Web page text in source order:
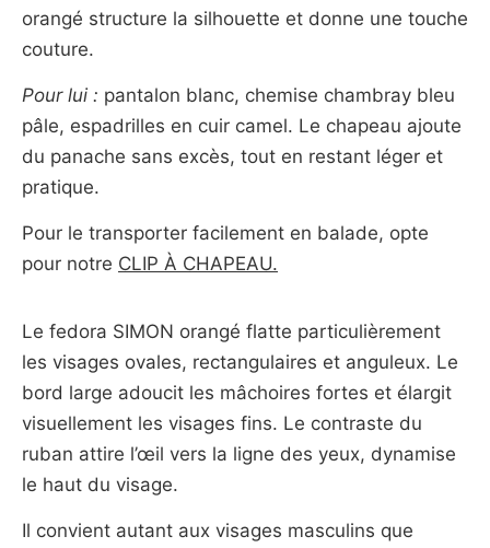
orangé structure la silhouette et donne une touche
couture.
Pour lui : pantalon blanc, chemise chambray bleu
pâle, espadrilles en cuir camel. Le chapeau ajoute
du panache sans excès, tout en restant léger et
pratique.
Pour le transporter facilement en balade, opte
pour notre CLIP À CHAPEAU.
Le fedora SIMON orangé flatte particulièrement
les visages ovales, rectangulaires et anguleux. Le
bord large adoucit les mâchoires fortes et élargit
visuellement les visages fins. Le contraste du
ruban attire l’œil vers la ligne des yeux, dynamise
le haut du visage.
Il convient autant aux visages masculins que